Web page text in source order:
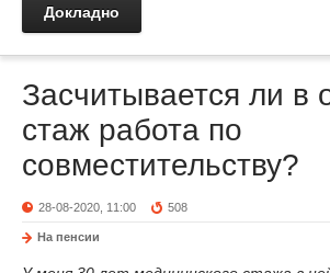
Докладно
Засчитывается ли в
стаж работа по
совместительству?
28-08-2020, 11:00 508
На пенсии